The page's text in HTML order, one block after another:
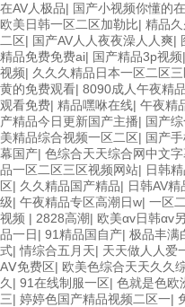
在AV人极品| 国产小视频你懂的
欧美日韩一区二区加勒比| 精品
二区| 国产AV人人夜夜澡人人爽|
精品免费免费ai| 国产精品3p视频|
视频| 久久久精品日本一区二区三
黄的免费观看| 8090成人午夜精品
观看免费| 精品嘿咻在线| 午夜精
产精品今日更新国产主播| 国产
美精品综合视频一区二区| 国产
幕国产| 色综合天天综合网中文字
品一区二区三区视频网站| 日韩
区| 久久精品国产精品| 日韩AV精
级| 午夜精品专区高潮日w| 一区
视频 | 2828高潮| 欧美αv日韩αv
品一日| 91精品国自产| 极品丰满
式|情综合五月天| 天天做人人爱
AⅤ免费区| 欧美色综合天天久久
久 | 91在线制服一区| 色就是色欧
三| 婷婷色国产精品视频二区一|